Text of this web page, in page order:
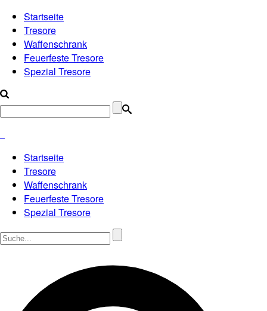
Startseite
Tresore
Waffenschrank
Feuerfeste Tresore
Spezial Tresore
Startseite
Tresore
Waffenschrank
Feuerfeste Tresore
Spezial Tresore